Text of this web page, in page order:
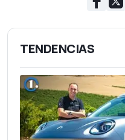
TENDENCIAS